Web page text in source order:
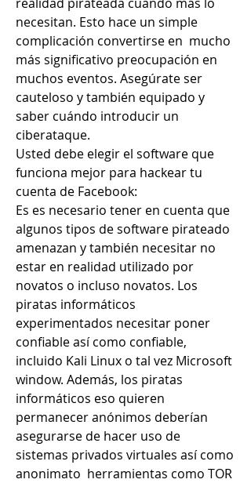
necesitan. Esto hace un simple
complicación convertirse en  mucho
más significativo preocupación en
muchos eventos. Asegúrate ser
cauteloso y también equipado y
saber cuándo introducir un
ciberataque.
Usted debe elegir el software que
funciona mejor para hackear tu
cuenta de Facebook:
Es es necesario tener en cuenta que
algunos tipos de software pirateado
amenazan y también necesitar no
estar en realidad utilizado por
novatos o incluso novatos. Los
piratas informáticos
experimentados necesitar poner
confiable así como confiable,
incluido Kali Linux o tal vez Microsoft
window. Además, los piratas
informáticos eso quieren
permanecer anónimos deberían
asegurarse de hacer uso de
sistemas privados virtuales así como
anonimato  herramientas como TOR